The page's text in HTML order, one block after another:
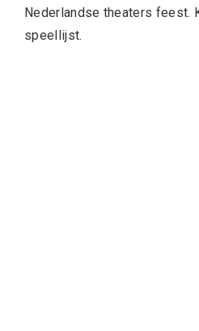
Nederlandse theaters feest.
speellijst.